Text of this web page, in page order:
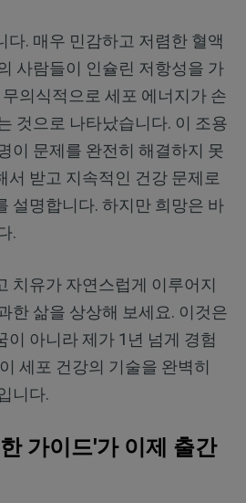
다. 매우 민감하고 저렴한 혈액
사람들이 인슐린 저항성을 가
의식적으로 세포 에너지가 손
것으로 나타났습니다. 이 조용
이 문제를 완전히 해결하지 못
서 받고 지속적인 건강 문제로
설명합니다. 하지만 희망은 바
.
치유가 자연스럽게 이루어지
한 삶을 상상해 보세요. 이것은
이 아니라 제가 1년 넘게 경험
세포 건강의 기술을 완벽히
니다.
가이드'가 이제 출간